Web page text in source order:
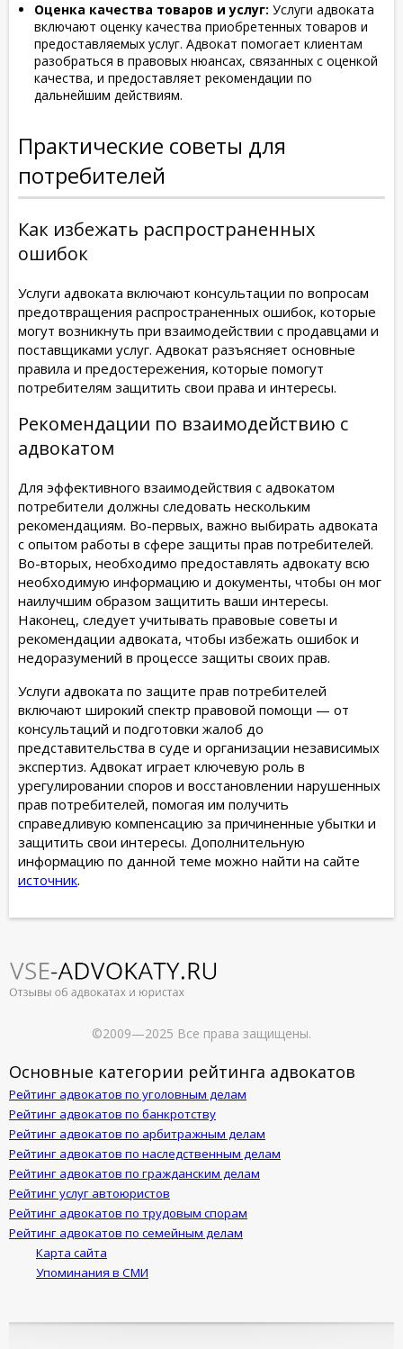
Оценка качества товаров и услуг: Услуги адвоката
включают оценку качества приобретенных товаров и
предоставляемых услуг. Адвокат помогает клиентам
разобраться в правовых нюансах, связанных с оценкой
качества, и предоставляет рекомендации по
дальнейшим действиям.
Практические советы для
потребителей
Как избежать распространенных
ошибок
Услуги адвоката включают консультации по вопросам
предотвращения распространенных ошибок, которые
могут возникнуть при взаимодействии с продавцами и
поставщиками услуг. Адвокат разъясняет основные
правила и предостережения, которые помогут
потребителям защитить свои права и интересы.
Рекомендации по взаимодействию с
адвокатом
Для эффективного взаимодействия с адвокатом
потребители должны следовать нескольким
рекомендациям. Во-первых, важно выбирать адвоката
с опытом работы в сфере защиты прав потребителей.
Во-вторых, необходимо предоставлять адвокату всю
необходимую информацию и документы, чтобы он мог
наилучшим образом защитить ваши интересы.
Наконец, следует учитывать правовые советы и
рекомендации адвоката, чтобы избежать ошибок и
недоразумений в процессе защиты своих прав.
Услуги адвоката по защите прав потребителей
включают широкий спектр правовой помощи — от
консультаций и подготовки жалоб до
представительства в суде и организации независимых
экспертиз. Адвокат играет ключевую роль в
урегулировании споров и восстановлении нарушенных
прав потребителей, помогая им получить
справедливую компенсацию за причиненные убытки и
защитить свои интересы. Дополнительную
информацию по данной теме можно найти на сайте
источник.
©2009—2025 Все права защищены.
Основные категории рейтинга адвокатов
Рейтинг адвокатов по уголовным делам
Рейтинг адвокатов по банкротству
Рейтинг адвокатов по арбитражным делам
Рейтинг адвокатов по наследственным делам
Рейтинг адвокатов по гражданским делам
Рейтинг услуг автоюристов
Рейтинг адвокатов по трудовым спорам
Рейтинг адвокатов по семейным делам
Карта сайта
Упоминания в СМИ